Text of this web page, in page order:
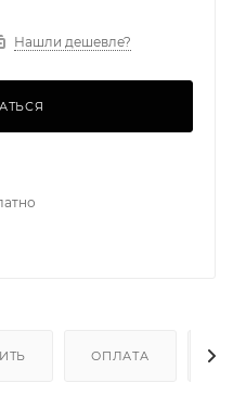
Нашли дешевле?
ОПЛАТА